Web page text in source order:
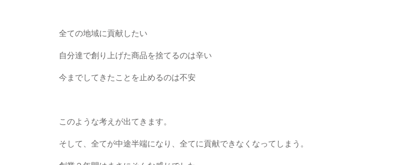
全ての地域に貢献したい
自分達で創り上げた商品を捨てるのは辛い
今までしてきたことを止めるのは不安
このような考えが出てきます。
そして、全てが中途半端になり、全てに貢献できなくなってしまう。